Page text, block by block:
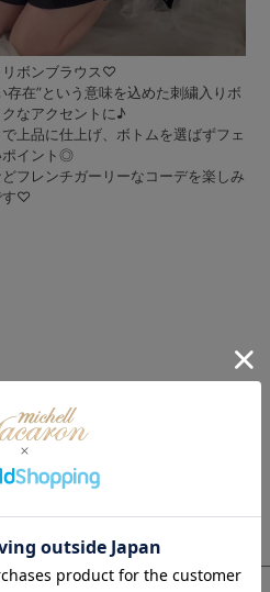
ボンブラウス♡
存在”という意味を込めた刺繍入りボ
なアクセントに♪
上品に仕上げ、ボトムを選ばずフェ
ポイント◎
フレンチガーリーなコーデを楽しみ
す♡
最近チェックした商品